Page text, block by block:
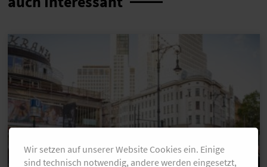
Wir setzen auf unserer Website Cookies ein. Einige
sind technisch notwendig, andere werden eingesetzt,